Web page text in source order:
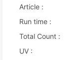
Article :
Run time :
Total Count :
UV :